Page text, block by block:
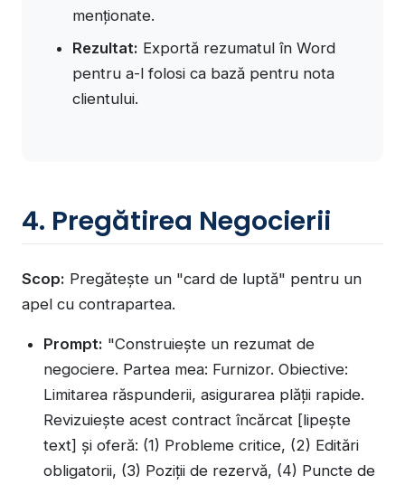
menționate.
Rezultat: Exportă rezumatul în Word
pentru a-l folosi ca bază pentru nota
clientului.
4. Pregătirea Negocierii
Scop: Pregătește un "card de luptă" pentru un
apel cu contrapartea.
Prompt: "Construiește un rezumat de
negociere. Partea mea: Furnizor. Obiective:
Limitarea răspunderii, asigurarea plății rapide.
Revizuiește acest contract încărcat [lipește
text] și oferă: (1) Probleme critice, (2) Editări
obligatorii, (3) Poziții de rezervă, (4) Puncte de